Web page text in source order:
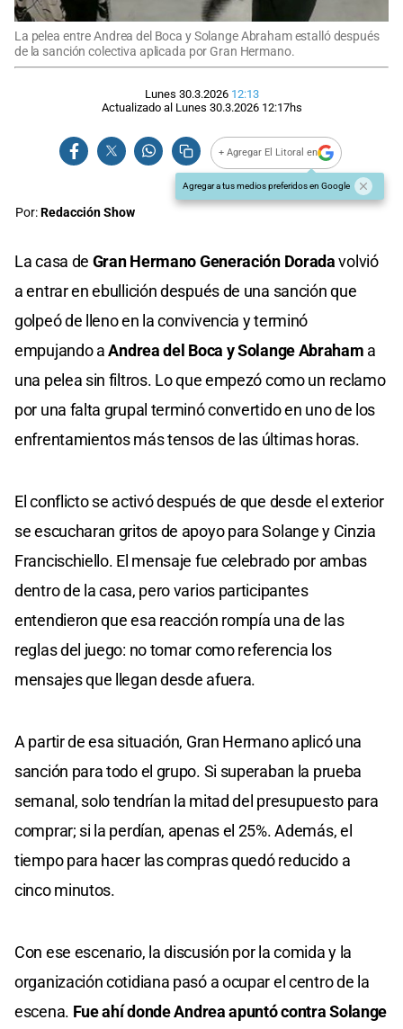
La pelea entre Andrea del Boca y Solange Abraham estalló después
de la sanción colectiva aplicada por Gran Hermano.
Lunes 30.3.2026 12:13
Actualizado al Lunes 30.3.2026 12:17hs
+ Agregar El Litoral en
Agregar a tus medios preferidos en Google
Por:Redacción Show
La casa de Gran Hermano Generación Doradavolvió
a entrar en ebullición después de una sanción que
golpeó de lleno en la convivencia y terminó
empujando aAndrea del Boca y Solange Abraham a
una pelea sin filtros. Lo que empezó como un reclamo
por una falta grupal terminó convertido en uno de los
enfrentamientos más tensos de las últimas horas.
El conflicto se activó después de que desde el exterior
se escucharan gritos de apoyo para Solange y Cinzia
Francischiello. El mensaje fue celebrado por ambas
dentro de la casa, pero varios participantes
entendieron que esa reacción rompía una de las
reglas del juego: no tomar como referencia los
mensajes que llegan desde afuera.
A partir de esa situación, Gran Hermano aplicó una
sanción para todo el grupo. Si superaban la prueba
semanal, solo tendrían la mitad del presupuesto para
comprar; si la perdían, apenas el 25%. Además, el
tiempo para hacer las compras quedó reducido a
cinco minutos.
Con ese escenario, la discusión por la comida y la
organización cotidiana pasó a ocupar el centro de la
escena. Fue ahí donde Andrea apuntó contra Solange